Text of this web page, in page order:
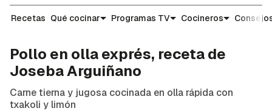
Recetas
Recetas Qué cocinar Programas TV Cocineros
Pollo en olla exprés, receta de
Joseba Arguiñano
Carne tierna y jugosa cocinada en olla rápida con
txakoli y limón